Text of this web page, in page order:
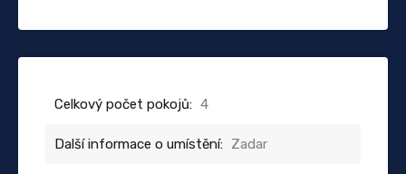
Celkový počet pokojů: 4
Další informace o umístění: Zadar